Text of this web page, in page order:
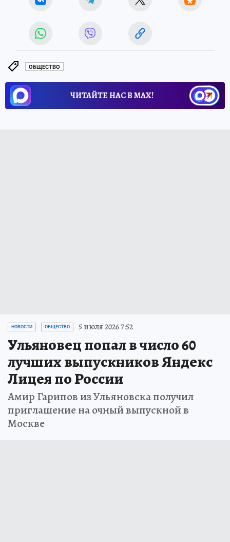
ОБЩЕСТВО
ЧИТАЙТЕ НАС В МАХ!
НОВОСТИ ОБЩЕСТВО 5 июля 2026 7:52
Ульяновец попал в число 60
лучших выпускников Яндекс
Лицея по России
Амир Гарипов из Ульяновска получил
приглашение на очный выпускной в
Москве